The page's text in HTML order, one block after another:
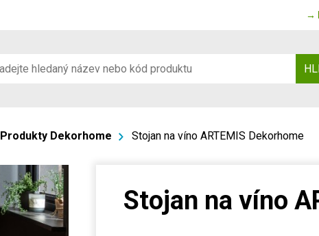
→
Produkty Dekorhome Stojan na víno ARTEMIS Dekorhome
Stojan na víno